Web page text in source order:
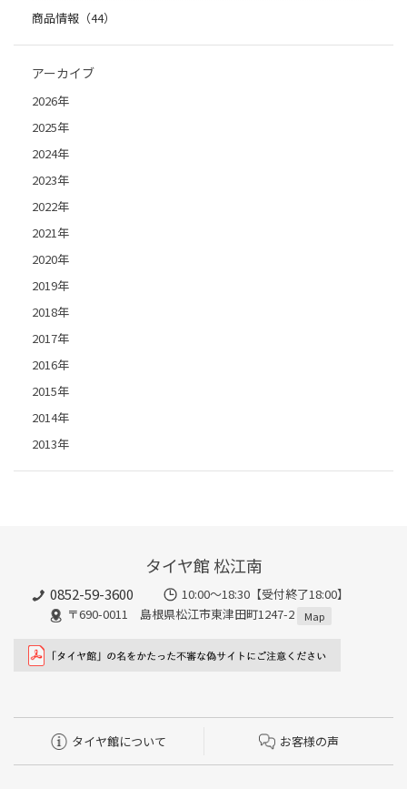
商品情報（44）
アーカイブ
2026年
2025年
2024年
2023年
2022年
2021年
2020年
2019年
2018年
2017年
2016年
2015年
2014年
2013年
タイヤ館 松江南
0852-59-3600
10:00～18:30【受付終了18:00】
〒690-0011 島根県松江市東津田町1247-2
Map
タイヤ館について お客様の声